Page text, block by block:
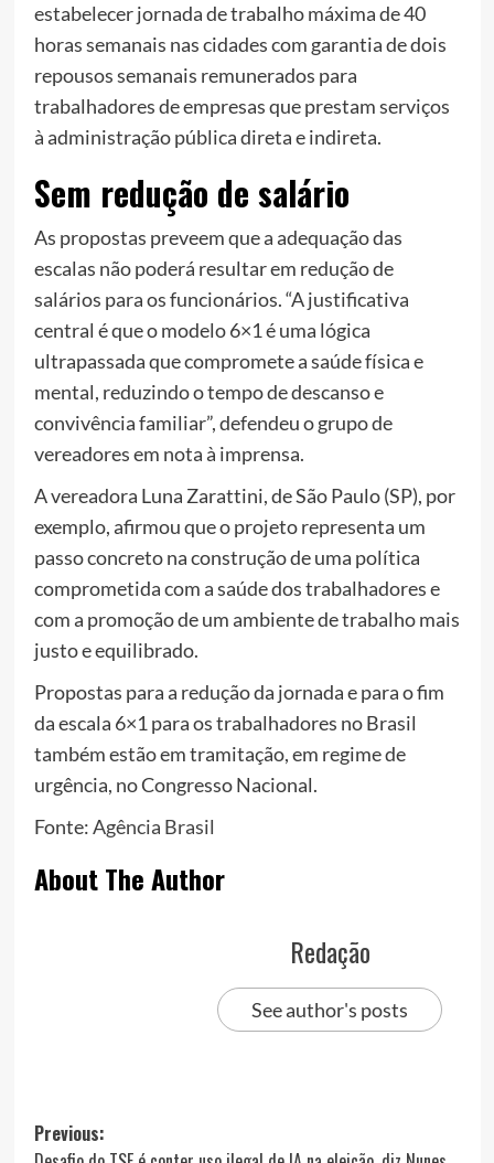
estabelecer jornada de trabalho máxima de 40
horas semanais nas cidades com garantia de dois
repousos semanais remunerados para
trabalhadores de empresas que prestam serviços
à administração pública direta e indireta.
Sem redução de salário
As propostas preveem que a adequação das
escalas não poderá resultar em redução de
salários para os funcionários. “A justificativa
central é que o modelo 6×1 é uma lógica
ultrapassada que compromete a saúde física e
mental, reduzindo o tempo de descanso e
convivência familiar”, defendeu o grupo de
vereadores em nota à imprensa.
A vereadora Luna Zarattini, de São Paulo (SP), por
exemplo, afirmou que o projeto representa um
passo concreto na construção de uma política
comprometida com a saúde dos trabalhadores e
com a promoção de um ambiente de trabalho mais
justo e equilibrado.
Propostas para a redução da jornada e para o fim
da escala 6×1 para os trabalhadores no Brasil
também estão em tramitação, em regime de
urgência, no Congresso Nacional.
Fonte:Agência Brasil
About The Author
Redação
See author's posts
Post
Previous: